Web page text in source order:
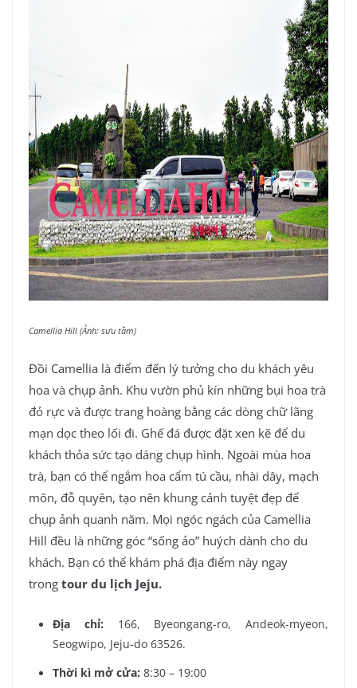
Camellia Hill (Ảnh: sưu tầm)
Đồi Camellia là điểm đến lý tưởng cho du khách yêu
hoa và chụp ảnh. Khu vườn phủ kín những bụi hoa trà
đỏ rực và được trang hoàng bằng các dòng chữ lãng
mạn dọc theo lối đi. Ghế đá được đặt xen kẽ để du
khách thỏa sức tạo dáng chụp hình. Ngoài mùa hoa
trà, bạn có thể ngắm hoa cẩm tú cầu, nhài dây, mạch
môn, đỗ quyên, tạo nên khung cảnh tuyệt đẹp để
chụp ảnh quanh năm. Mọi ngóc ngách của Camellia
Hill đều là những góc “sống ảo” huých dành cho du
khách. Bạn có thể khám phá địa điểm này ngay
trong tour du lịch Jeju.
Địa chỉ:
166, Byeongang-ro, Andeok-myeon,
Seogwipo, Jeju-do 63526.
Thời kì mở cửa: 8:30 – 19:00